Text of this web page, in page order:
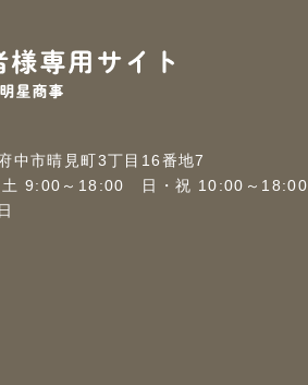
中市晴見町3丁目16番地7
土 9:00～18:00 日・祝 10:00～18:00